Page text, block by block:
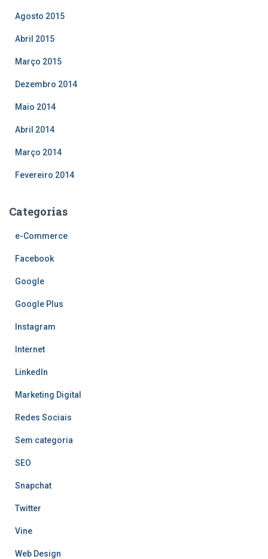
Agosto 2015
Abril 2015
Março 2015
Dezembro 2014
Maio 2014
Abril 2014
Março 2014
Fevereiro 2014
Categorias
e-Commerce
Facebook
Google
Google Plus
Instagram
Internet
LinkedIn
Marketing Digital
Redes Sociais
Sem categoria
SEO
Snapchat
Twitter
Vine
Web Design